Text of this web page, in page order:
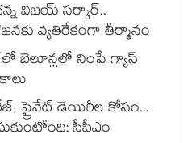
విజయ్ సర్కార్..
వ్యతిరేకంగా తీర్మానం
నింపే గ్యాస్
ప్రైవేట్ డెయిరీల కోసం...
సీపీఎం